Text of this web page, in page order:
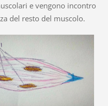
e vengono incontro
del resto del muscolo.